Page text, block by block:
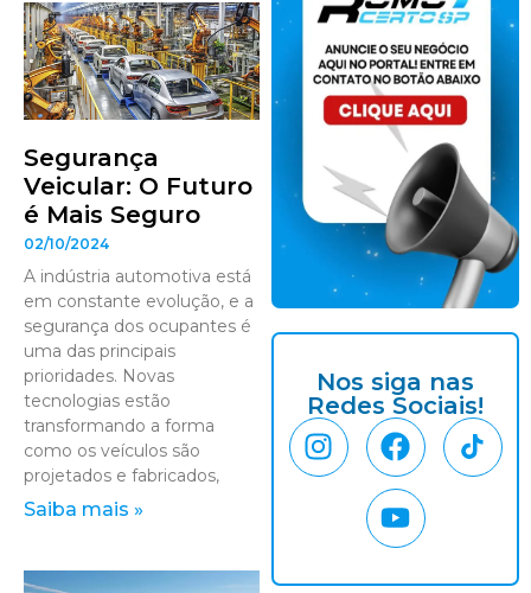
Segurança
Veicular: O Futuro
é Mais Seguro
02/10/2024
A indústria automotiva está
em constante evolução, e a
segurança dos ocupantes é
uma das principais
prioridades. Novas
tecnologias estão
transformando a forma
como os veículos são
projetados e fabricados,
Saiba mais »
Nos siga nas
Redes Sociais!